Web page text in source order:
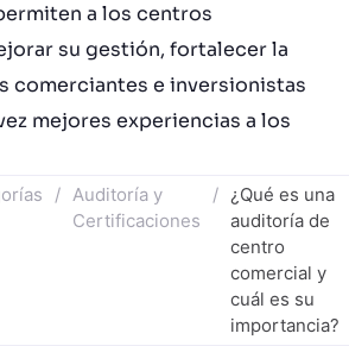
a los centros
su gestión, fortalecer la
comerciantes e inversionistas
mejores experiencias a los
/ Auditoría y
Certificaciones
/ ¿Qué es una
auditoría de
centro
comercial y
cuál es su
importancia?